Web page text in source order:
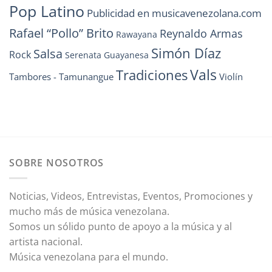
Pop Latino Publicidad en musicavenezolana.com
Rafael “Pollo” Brito Rawayana Reynaldo Armas
Rock Salsa Serenata Guayanesa Simón Díaz
Tambores - Tamunangue TradicionesVals Violín
SOBRE NOSOTROS
Noticias, Videos, Entrevistas, Eventos, Promociones y
mucho más de música venezolana.
Somos un sólido punto de apoyo a la música y al
artista nacional.
Música venezolana para el mundo.